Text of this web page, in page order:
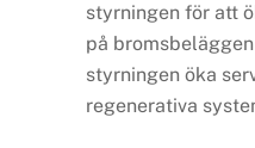
styrningen för att
på
styrningen öka
regenerativa